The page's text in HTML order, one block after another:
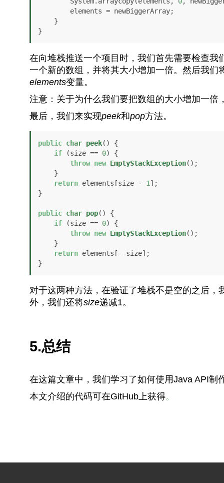
}
在向堆栈推送一个项目时，我们首先需要检查
一个新的数组，并将其大小增加一倍。然后我
elements变量。
注意：关于为什么我们要把数组的大小增加一倍
最后，我们来实现peek和pop方法。
public char peek()
{
if (size == 0) {
throw new EmptyStackException();
return elements[size - 1];
}
public char pop()
{
if (size == 0) {
throw new EmptyStackException();
return elements[--size];
}
对于这两种方法，在验证了堆栈不是空的之后，
外，我们还将size递减1。
5.总结
在这篇文章中，我们学习了如何使用Java API制
本文介绍的代码可在GitHub上获得。